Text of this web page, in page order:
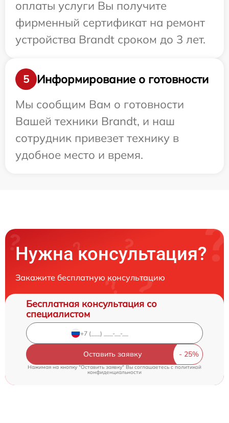
оплаты услуги Вы получите
фирменный сертификат на ремонт
устройства Brandt сроком до 3 лет.
5
Информирование о готовности
Мы сообщим Вам о готовности
Вашей техники Brandt, и наш
сотрудник привезет технику в
удобное место и время.
Нужна консультация?
Закажите бесплатную консультацию
Бесплатная консультация со
специалистом
Оставить заявку
Нажимая на кнопку "Оставить заявку" Вы соглашаетесь cполитикой
конфиденциальности